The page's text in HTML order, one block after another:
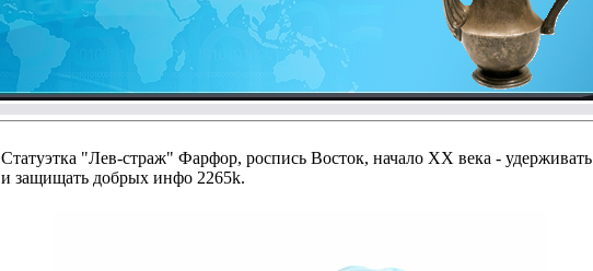
Статуэтка "Лев-страж" Фарфор, роспись Восток, начало ХX века - удерживать
и защищать добрых инфо 2265k.